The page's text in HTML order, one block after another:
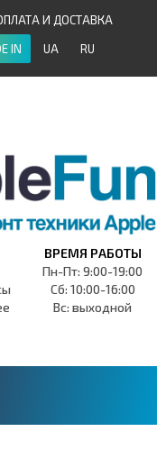
И ДОСТАВКА
IN UA RU
ВРЕМЯ РАБОТЫ
Пн-Пт: 9:00-19:00
Сб: 10:00-16:00
Вс: выходной